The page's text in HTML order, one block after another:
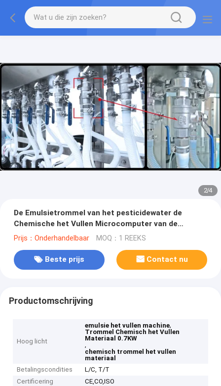
2/4
De Emulsietrommel van het pesticidewater de
Chemische het Vullen Microcomputer van de
Materiaalmachine in Lijn 0.7KW
Prijs：Onderhandelbaar MOQ：1 REEKS
Beste prijs Contact nu
Productomschrijving
Hoog licht
emulsie het vullen machine,
Trommel Chemisch het Vullen
Materiaal 0.7KW
,
chemisch trommel het vullen
materiaal
Betalingscondities
L/C, T/T
Certificering
CE,CO,ISO